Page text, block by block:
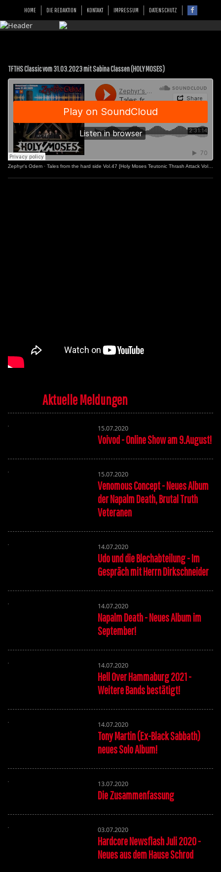
HOME DIE REDAKTION KONTAKT IMPRESSUM DATENSCHUTZ
TFTHS Classic vom 31.03.2023 mit Sabina Classen (HOLY MOSES)
Zephyr's Odem · Tales from the hard side Vol.47 [Holy Moses Teutonic Thrash Attack Vol.2]
Aktuelle Meldungen
15.07.2020
Voivod - Online Show am 9.August!
15.07.2020
Venomous Concept - Neues Album
der Napalm Death, Brutal Truth
Veteranen
14.07.2020
Udo und die Blechabteilung - Im
Gespräch mit Herrn Dirkschneider
14.07.2020
Napalm Death - Neues Album im
September!
14.07.2020
Hell Over Hammaburg 2021 -
Weitere Bands bestätigt!
14.07.2020
Tony Martin (Ex-Black Sabbath)
neues Solo Album!
13.07.2020
Die Zusammenfassung
03.07.2020
Hardcore Newsflash Juli 2020 -
Neues aus dem Hause Schrod